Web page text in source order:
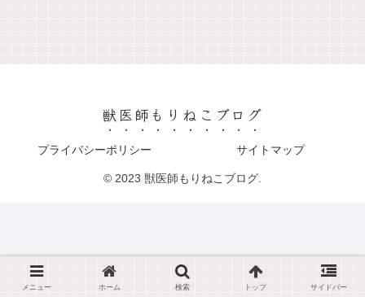
獣医師もりねこブログ
プライバシーポリシー サイトマップ
© 2023 獣医師もりねこブログ.
メニュー ホーム 検索 トップ サイドバー